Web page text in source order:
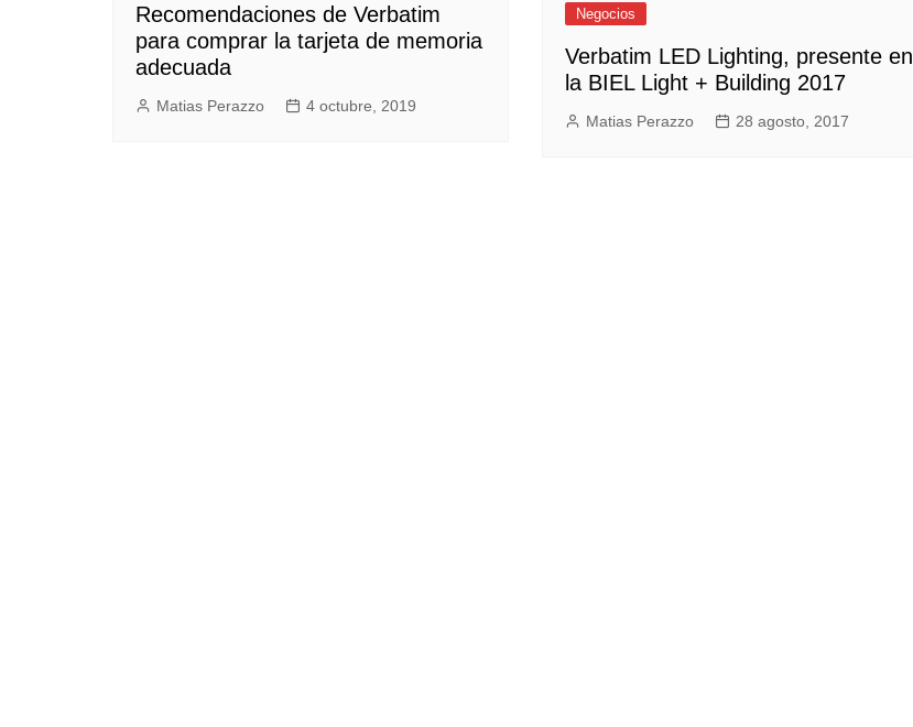
Recomendaciones de Verbatim
para comprar la tarjeta de memoria
adecuada
Matias Perazzo 4 octubre, 2019
Negocios
Verbatim LED Lighting, presente en
la BIEL Light + Building 2017
Matias Perazzo 28 agosto, 2017